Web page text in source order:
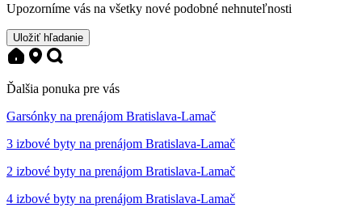
Upozorníme vás na všetky nové podobné nehnuteľnosti
Uložiť hľadanie
Ďalšia ponuka pre vás
Garsónky na prenájom Bratislava-Lamač
3 izbové byty na prenájom Bratislava-Lamač
2 izbové byty na prenájom Bratislava-Lamač
4 izbové byty na prenájom Bratislava-Lamač